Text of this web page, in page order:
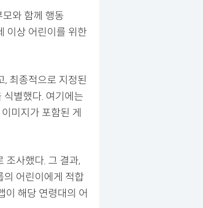
와 함께 행동
이상 어린이를 위한
최종적으로 지정된
별했다. 여기에는
미지가 포함된 게
조사했다. 그 결과,
어린이에게 적합
이 해당 연령대의 어